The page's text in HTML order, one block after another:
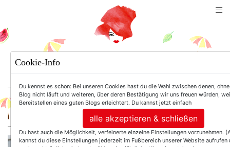
For Women. Not Girls.
Cookie-Info
Du kennst es schon: Bei unseren Cookies hast du die Wahl zwischen denen,
Blog nicht läuft und weiteren, über deren Bestätigung wir uns freuen würden,
Bereitstellen eines guten Blogs erleichtert. Du kannst jetzt einfach
alle akzeptieren & schließen
Du hast auch die Möglichkeit, verfeinerte einzelne Einstellungen vorzunehmen.
kannst du diese Einstellungen jederzeit im Fußbereich unserer Website aufrufen